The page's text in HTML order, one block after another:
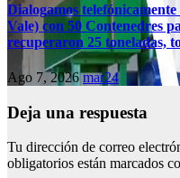
Dialogamos
Vale) con 50 Contenedres
recuperaron 25 toneladas,
Ago 7, 2026mar24
Deja una respuesta
Tu dirección de correo
obligatorios están marcados